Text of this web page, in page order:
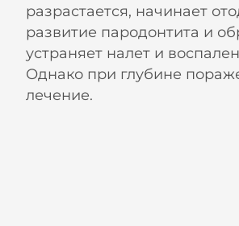
разрастается, начинает
развитие пародонтита и
устраняет налет и
Однако при глубине
лечение.